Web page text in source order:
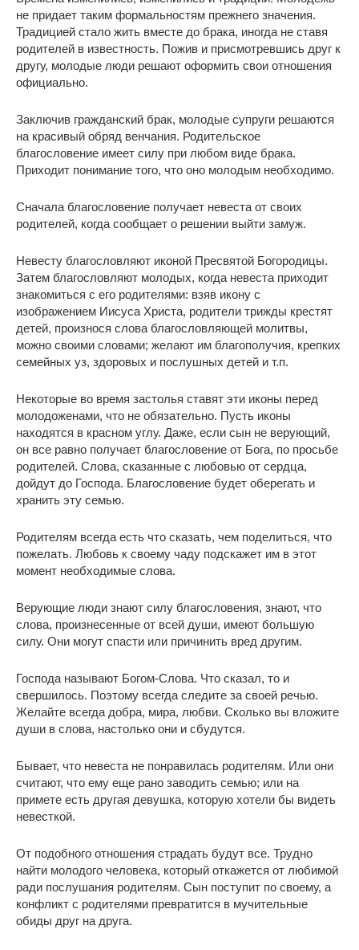
не придает таким формальностям прежнего значения.
Традицией стало жить вместе до брака, иногда не ставя
родителей в известность. Пожив и присмотревшись друг к
другу, молодые люди решают оформить свои отношения
официально.
Заключив гражданский брак, молодые супруги решаются
на красивый обряд венчания. Родительское
благословение имеет силу при любом виде брака.
Приходит понимание того, что оно молодым необходимо.
Сначала благословение получает невеста от своих
родителей, когда сообщает о решении выйти замуж.
Невесту благословляют иконой Пресвятой Богородицы.
Затем благословляют молодых, когда невеста приходит
знакомиться с его родителями: взяв икону с
изображением Иисуса Христа, родители трижды крестят
детей, произнося слова благословляющей молитвы,
можно своими словами; желают им благополучия, крепких
семейных уз, здоровых и послушных детей и т.п.
Некоторые во время застолья ставят эти иконы перед
молодоженами, что не обязательно. Пусть иконы
находятся в красном углу. Даже, если сын не верующий,
он все равно получает благословение от Бога, по просьбе
родителей. Слова, сказанные с любовью от сердца,
дойдут до Господа. Благословение будет оберегать и
хранить эту семью.
Родителям всегда есть что сказать, чем поделиться, что
пожелать. Любовь к своему чаду подскажет им в этот
момент необходимые слова.
Верующие люди знают силу благословения, знают, что
слова, произнесенные от всей души, имеют большую
силу. Они могут спасти или причинить вред другим.
Господа называют Богом-Слова. Что сказал, то и
свершилось. Поэтому всегда следите за своей речью.
Желайте всегда добра, мира, любви. Сколько вы вложите
души в слова, настолько они и сбудутся.
Бывает, что невеста не понравилась родителям. Или они
считают, что ему еще рано заводить семью; или на
примете есть другая девушка, которую хотели бы видеть
невесткой.
От подобного отношения страдать будут все. Трудно
найти молодого человека, который откажется от любимой
ради послушания родителям. Сын поступит по своему, а
конфликт с родителями превратится в мучительные
обиды друг на друга.